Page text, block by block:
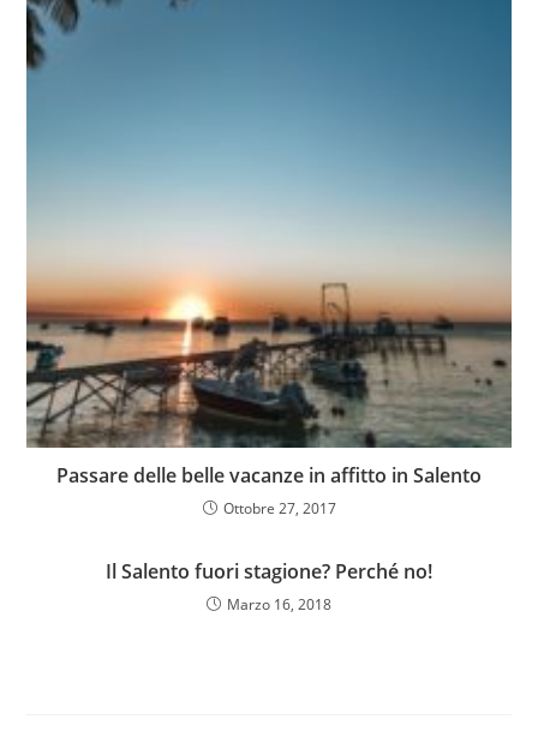
Passare delle belle vacanze in affitto in Salento
Ottobre 27, 2017
Il Salento fuori stagione? Perché no!
Marzo 16, 2018